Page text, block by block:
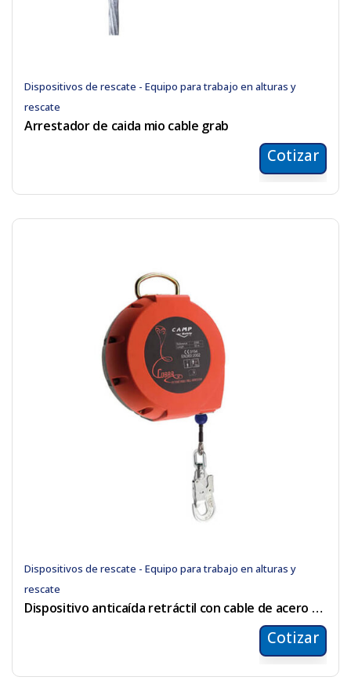
Dispositivos de rescate - Equipo para trabajo en alturas y
rescate
Arrestador de caida mio cable grab
Cotizar
Dispositivos de rescate - Equipo para trabajo en alturas y
rescate
Dispositivo anticaída retráctil con cable de acero de 32mts
Cotizar